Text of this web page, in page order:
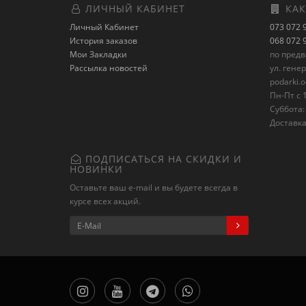
ЛИЧНЫЙ КАБИНЕТ
Личный Кабинет
История заказов
Мои Закладки
Рассылка новостей
073 072
068 072
по
ул.
Пн-Пт с
ПОДПИСАТЬСЯ НА СКИДКИ И
НОВИНКИ
Оставьте ваш e-mail и вы будете всегда в
курсе всех акций.